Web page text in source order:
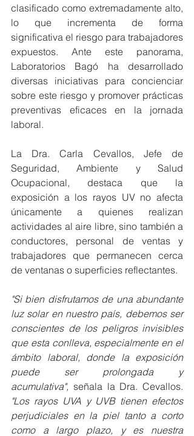
clasificado como extremadamente alto,
lo que incrementa de forma
significativa el riesgo para trabajadores
expuestos. Ante este panorama,
Laboratorios Bagó ha desarrollado
diversas iniciativas para concienciar
sobre este riesgo y promover prácticas
preventivas eficaces en la jornada
laboral.
La Dra. Carla Cevallos, Jefe de
Seguridad, Ambiente y Salud
Ocupacional, destaca que la
exposición a los rayos UV no afecta
únicamente a quienes realizan
actividades al aire libre, sino también a
conductores, personal de ventas y
trabajadores que permanecen cerca
de ventanas o superficies reflectantes.
"Si bien disfrutamos de una abundante
luz solar en nuestro país, debemos ser
conscientes de los peligros invisibles
que esta conlleva, especialmente en el
ámbito laboral, donde la exposición
puede ser prolongada y
acumulativa",
"Los rayos UVA y UVB tienen efectos
perjudiciales en la piel tanto a corto
como a largo plazo, y es nuestra